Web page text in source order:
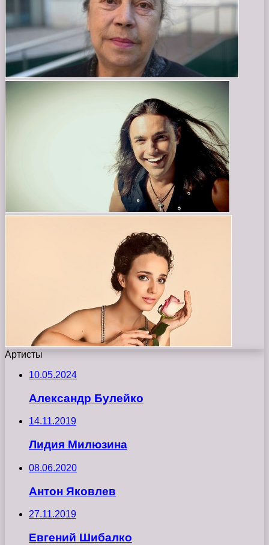
Артисты
10.05.2024
Александр Булейко
14.11.2019
Лидия Милюзина
08.06.2020
Антон Яковлев
27.11.2019
Евгений Шибалко